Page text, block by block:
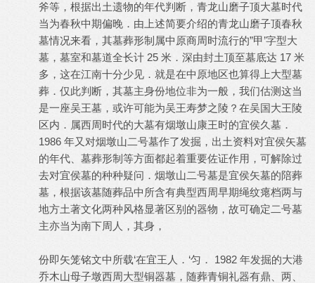
斧等，根据出土遗物的年代判断，青龙山磨子顶大墓时代
当为春秋中期偏晚．由上述简要介绍的青龙山磨子顶春秋
墓情况来看，其墓葬形制属中原商周时流行的”甲’字型大
墓，墓室和墓道全长计 25 米．深由封土顶至墓底达 17 米
多，这在江南十分少见．就是在中原地区也算得上大型墓
葬．仅此判断，其墓主身份地位非为一般，我们估测这当
是一座吴王墓，或许可能为吴王寿梦之陵？在吴国大王陵
区内．属西周时代的大墓有烟墩山康王时的宜侯久墓．
1986 年又对烟墩山二号墓作了发掘，出土资料对宜侯矢墓
的年代、墓葬形制等方面都起着重要佐证作用，可解除过
去对宜侯墓的种种疑问．烟墩山二号墓是宜侯矢墓的陪葬
墓，根据该墓随葬品中所含有典型西周早期绳纹瘪档两与
地方土著文化两种风格显著区别的器物，故可确定二号墓
主亦当为南下周人，其身，
份即矢笼铭文中所载‘在宜王人．‘匀． 1982 年发掘的大港
乔木山母子墩西周大型铜器墓，随葬青铜礼器有鼎、两、